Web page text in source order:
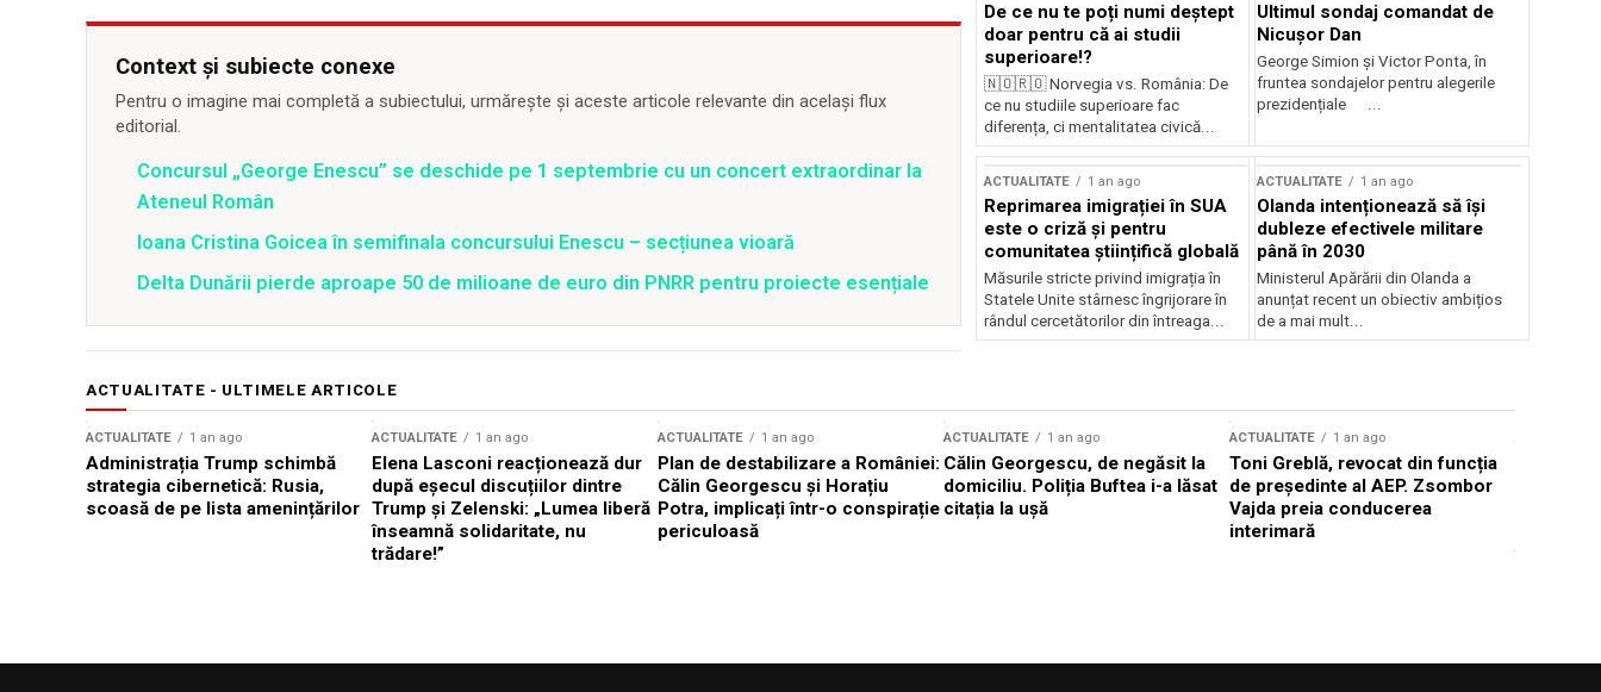
Context și subiecte conexe
Pentru o imagine mai completă a subiectului, urmărește și aceste articole relevante din același flux
editorial.
Concursul „George Enescu” se deschide pe 1 septembrie cu un concert extraordinar la
Ateneul Român
Ioana Cristina Goicea în semifinala concursului Enescu – secțiunea vioară
Delta Dunării pierde aproape 50 de milioane de euro din PNRR pentru proiecte esențiale
De ce nu te poți numi deștept
doar pentru că ai studii
superioare!?
🇳🇴🇷🇴 Norvegia vs. România: De
ce nu studiile superioare fac
diferența, ci mentalitatea civică...
Ultimul sondaj comandat de
Nicușor Dan
George Simion și Victor Ponta, în
fruntea sondajelor pentru alegerile
prezidențiale ...
ACTUALITATE 1 an ago
Reprimarea imigrației în SUA
este o criză și pentru
comunitatea științifică globală
Măsurile stricte privind imigrația în
Statele Unite stârnesc îngrijorare în
rândul cercetătorilor din întreaga...
ACTUALITATE 1 an ago
Olanda intenționează să își
dubleze efectivele militare
până în 2030
Ministerul Apărării din Olanda a
anunțat recent un obiectiv ambițios
de a mai mult...
ACTUALITATE - ULTIMELE ARTICOLE
ACTUALITATE 1 an ago
Administrația Trump schimbă
strategia cibernetică: Rusia,
scoasă de pe lista amenințărilor
ACTUALITATE 1 an ago
Elena Lasconi reacționează dur
după eșecul discuțiilor dintre
Trump și Zelenski: „Lumea liberă
înseamnă solidaritate, nu
trădare!”
ACTUALITATE 1 an ago
Plan de destabilizare a României:
Călin Georgescu și Horațiu
Potra, implicați într-o conspirație
periculoasă
ACTUALITATE 1 an ago
Călin Georgescu, de negăsit la
domiciliu. Poliția Buftea i-a lăsat
citația la ușă
ACTUALITATE 1 an ago
Toni Greblă, revocat din funcția
de președinte al AEP. Zsombor
Vajda preia conducerea
interimară